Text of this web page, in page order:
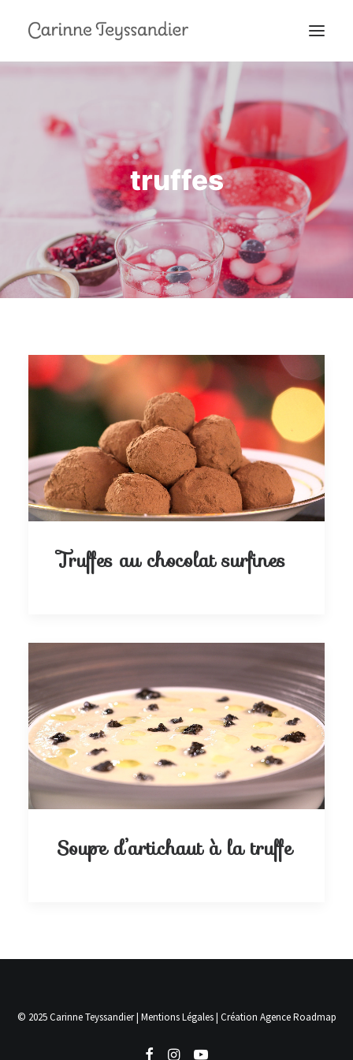
À LA TÉLÉ
PRESTATIONS
EN COULISSES
truffes
Truffes au chocolat surfines
Soupe d’artichaut à la truffe
© 2025 Carinne Teyssandier | Mentions Légales| Création Agence Roadmap